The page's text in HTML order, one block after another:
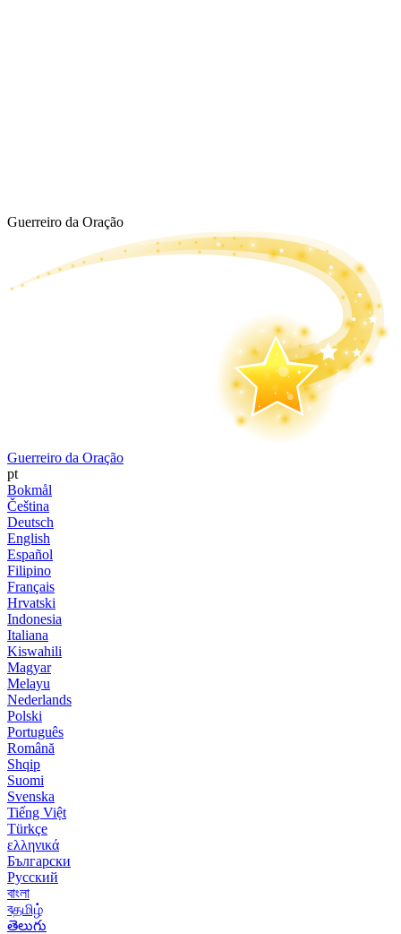
Guerreiro da Oração
Guerreiro da Oração
pt
Bokmål
Čeština
Deutsch
English
Español
Filipino
Français
Hrvatski
Indonesia
Italiana
Kiswahili
Magyar
Melayu
Nederlands
Polski
Português
Română
Shqip
Suomi
Svenska
Tiếng Việt
Türkçe
ελληνικά
Български
Русский
বাংলা
বதமிழ்
తెలుగు